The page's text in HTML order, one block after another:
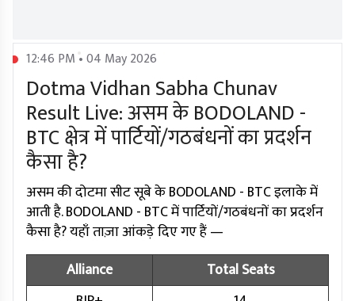
12:46 PM • 04 May 2026
Dotma Vidhan Sabha Chunav
Result Live: असम के BODOLAND -
BTC क्षेत्र में पार्टियों/गठबंधनों का प्रदर्शन
कैसा है?
असम की दोटमा सीट सूबे के BODOLAND - BTC इलाके में
आती है. BODOLAND - BTC में पार्टियों/गठबंधनों का प्रदर्शन
कैसा है? यहाँ ताज़ा आंकड़े दिए गए हैं —
Alliance
Total Seats